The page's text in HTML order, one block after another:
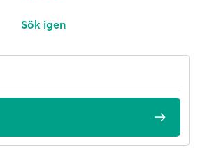
Sök igen